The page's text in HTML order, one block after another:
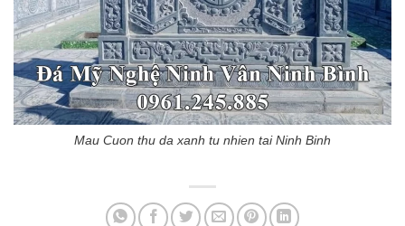
Mau Cuon thu da xanh tu nhien tai Ninh Binh